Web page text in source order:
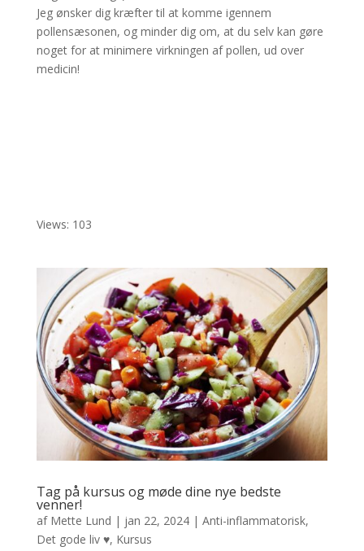
Jeg ønsker dig kræfter til at komme igennem
pollensæsonen, og minder dig om, at du selv kan gøre
noget for at minimere virkningen af pollen, ud over
medicin!
Views: 103
Tag på kursus og møde dine nye bedste
venner!
af Mette Lund | jan 22, 2024| Anti-inflammatorisk,
Det gode liv ♥, Kursus